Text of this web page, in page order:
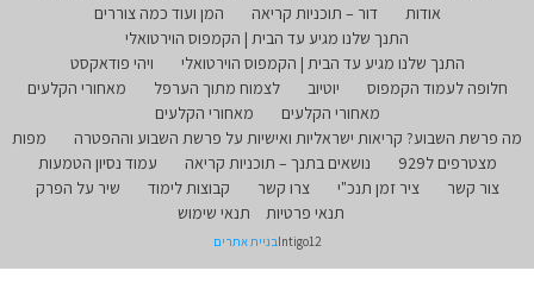
אודות
דור – תוכניות קריאה
המן ועוד כמה צוררים
התנך שלנו מגיע עד הבית | הקמפוס הוירטואלי
התנך שלנו מגיע עד הבית | הקמפוס הוירטואלי
ויהי פודאקסט
חלופה לעמוד הקמפוס
יוטיוב לצמוח מתוך הערפל
מאחורי הקלעים
מאחורי הקלעים
מאחורי הקלעים
מה פרשת השבוע? קריאות ישראליות ואישיות על פרשת השבוע וההפטרה
מפות
מצטרפים ל929
נושאים בתנך – תוכניות קריאה
עמוד נסיון הטמעות
צור קשר
ציר זמן תנכ"י צרו קשר קבוצות לימוד
שיר על הפרק
תנאי פרטיות
תנאי שימוש
Intigo12בניית אתרים